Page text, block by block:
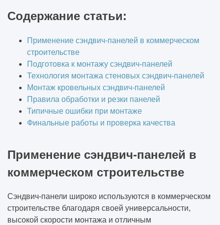
Содержание статьи:
Применение сэндвич-панелей в коммерческом
строительстве
Подготовка к монтажу сэндвич-панелей
Технология монтажа стеновых сэндвич-панелей
Монтаж кровельных сэндвич-панелей
Правила обработки и резки панелей
Типичные ошибки при монтаже
Финальные работы и проверка качества
Применение сэндвич-панелей в
коммерческом строительстве
Сэндвич-панели широко используются в коммерческом
строительстве благодаря своей универсальности,
высокой скорости монтажа и отличным